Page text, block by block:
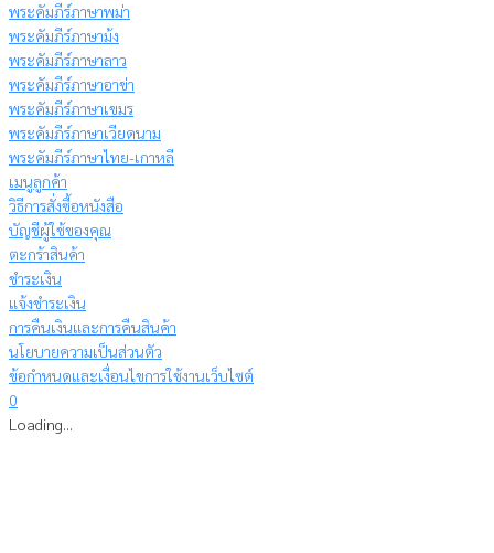
พระคัมภีร์ภาษาพม่า
พระคัมภีร์ภาษาม้ง
พระคัมภีร์ภาษาลาว
พระคัมภีร์ภาษาอาข่า
พระคัมภีร์ภาษาเขมร
พระคัมภีร์ภาษาเวียดนาม
พระคัมภีร์ภาษาไทย-เกาหลี
เมนูลูกค้า
วิธีการสั่งซื้อหนังสือ
บัญชีผู้ใช้ของคุณ
ตะกร้าสินค้า
ชำระเงิน
แจ้งชำระเงิน
การคืนเงินและการคืนสินค้า
นโยบายความเป็นส่วนตัว
ข้อกำหนดและเงื่อนไขการใช้งานเว็บไซต์
0
Loading...